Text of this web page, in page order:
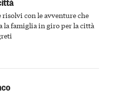
risolvi con le avventure che
la famiglia in giro per la città